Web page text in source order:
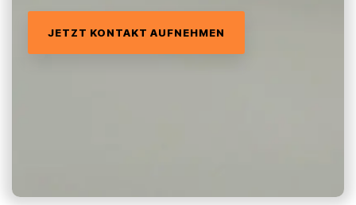
JETZT KONTAKT AUFNEHMEN